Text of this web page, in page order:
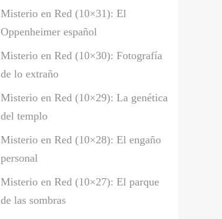
Misterio en Red (10×31): El
Oppenheimer español
Misterio en Red (10×30): Fotografía
de lo extraño
Misterio en Red (10×29): La genética
del templo
Misterio en Red (10×28): El engaño
personal
Misterio en Red (10×27): El parque
de las sombras